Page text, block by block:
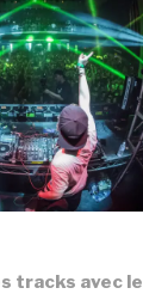
tracks avec